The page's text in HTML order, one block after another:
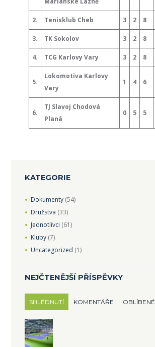
2. Tenisklub Cheb 3 2 8
3. TK Sokolov 3 2 8
4. TCG Karlovy Vary 3 2 8
5.
Lokomotiva Karlovy
Vary
1 4 6
6.
TJ Slavoj Chodová
Planá
0 5 5
KATEGORIE
Dokumenty(54)
Družstva (33)
Jednotlivci (61)
Kluby(7)
Uncategorized (1)
NEJČTENĚJŠÍ PŘÍSPĚVKY
SHLÉDNUTÍ KOMENTÁŘE OBLÍBENÉ